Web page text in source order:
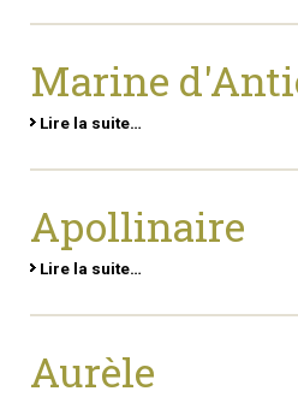
Marine
Lire la suite…
Apollinaire
Lire la suite…
Aurèle